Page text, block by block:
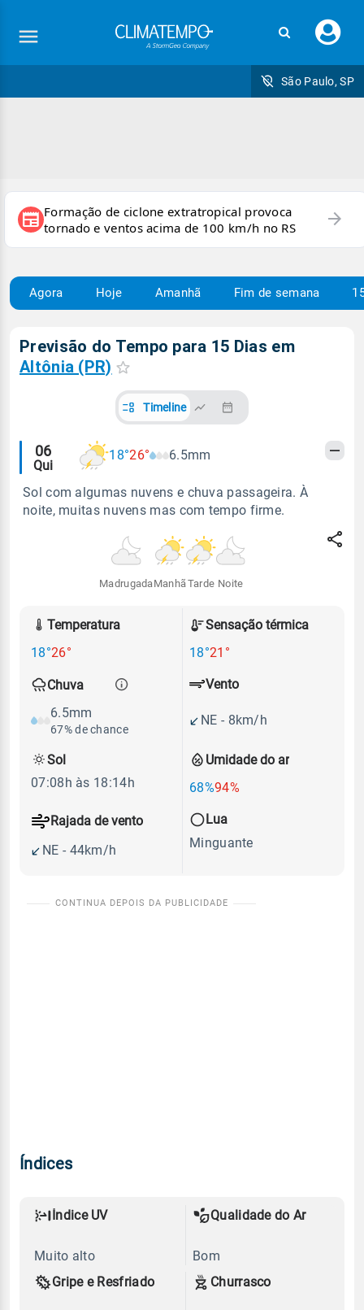
seu
São Paulo, SP
newspaper Formação de ciclone extratropical provoca
tornado e ventos acima de 100 km/h no RS
arrow_forward
Agora Hoje Amanhã Fim de semana
Previsão do Tempo para 15 Dias em
Altônia (PR)
Timeline
Alertas
meteorológicos
06
Qui
18°26° 6.5mm
Sol com algumas nuvens e chuva passageira. À
noite, muitas nuvens mas com tempo firme.
Madrugada Manhã Tarde Noite
Temperatura
18°26°
Sensação térmica
18°21°
Chuva
6.5mm
67% de chance
Umidade do ar
68%94%
Vento
NE - 8km/h
Rajada de vento
NE - 44km/h
Sol
07:08h às 18:14h
Lua
Minguante
Índices
Índice UV
Muito alto
Qualidade do Ar
Bom
Gripe e Resfriado
Churrasco